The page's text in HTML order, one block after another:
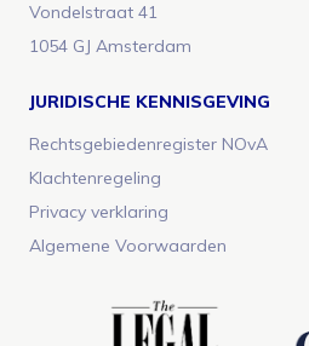
Vondelstraat 41
1054 GJ Amsterdam
JURIDISCHE KENNISGEVING
Rechtsgebiedenregister NOvA
Klachtenregeling
Privacy verklaring
Algemene Voorwaarden